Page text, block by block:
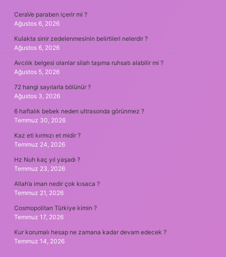
CeraVe paraben içerir mi ?
Ağustos 6, 2026
Kulakta sinir zedelenmesinin belirtileri nelerdir ?
Ağustos 6, 2026
Avcılık belgesi olanlar silah taşıma ruhsatı alabilir mi ?
Ağustos 5, 2026
72 hangi sayılarla bölünür ?
Ağustos 3, 2026
6 haftalık bebek neden ultrasonda görünmez ?
Temmuz 30, 2026
Kaz eti kırmızı et midir ?
Temmuz 24, 2026
Hz Nuh kaç yıl yaşadı ?
Temmuz 23, 2026
Allah’a iman nedir çok kısaca ?
Temmuz 21, 2026
Cosmopolitan Türkiye kimin ?
Temmuz 17, 2026
Kur korumalı hesap ne zamana kadar devam edecek ?
Temmuz 14, 2026